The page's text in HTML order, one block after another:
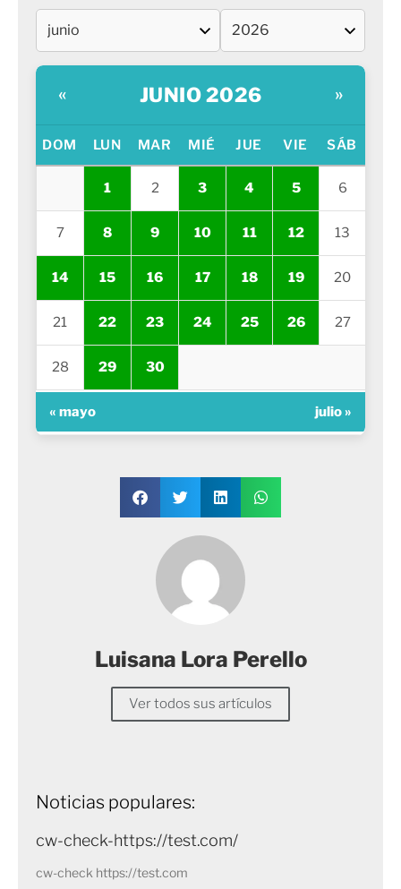
« JUNIO 2026 »
DOM LUN MAR MIÉ JUE VIE SÁB
1 2 3 4 5 6
7 8 9 10 11 12 13
14 15 16 17 18 19 20
21 22 23 24 25 26 27
28 29 30
« mayo julio »
Luisana Lora Perello
Ver todos sus artículos
Noticias populares:
cw-check-https://test.com/
cw-check https://test.com